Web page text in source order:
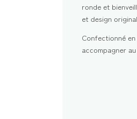
ronde et
et design
Confectionné en
accompagner